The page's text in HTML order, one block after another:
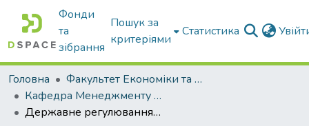
Фонди
та
зібрання
Пошук за
критеріями
Статистика
Головна
Факультет Економіки та бізнесу
Кафедра Менеджменту та публічного адміністрування
Державне регулювання підготовки кадрів для об’єднаних територіальних громад вищими навчальними закладами України